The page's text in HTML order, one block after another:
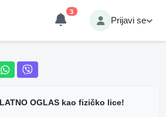
3
Prijavi se
OGLAS kao fizičko lice!